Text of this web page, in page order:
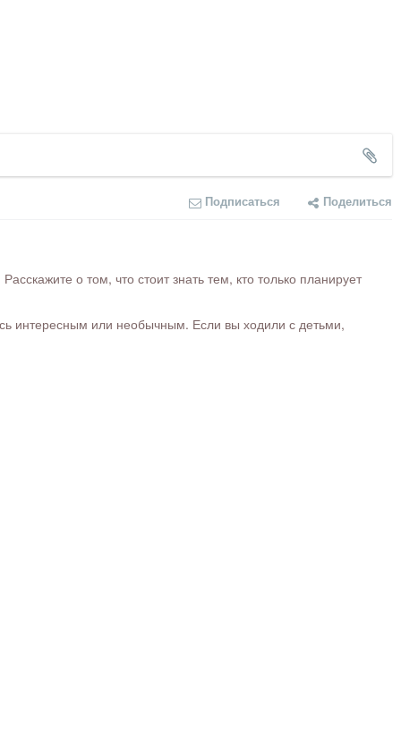
Подписаться Поделиться
о том, что стоит знать тем, кто только планирует
интересным или необычным. Если вы ходили с детьми,